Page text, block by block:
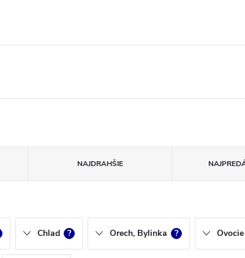
NAJDRAHŠIE
Chlad ? Orech, Bylinka ? Ovocie